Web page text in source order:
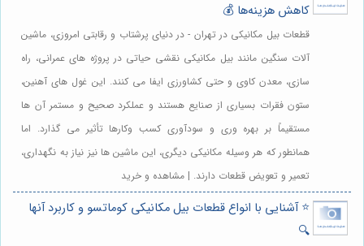
کاهش هزینه‌ها 💰
قطعات بیل مکانیکی در تهران - در دنیای پرشتاب و رقابتی امروزی، ماشین
آلات سنگین مانند بیل مکانیکی نقشی حیاتی در پروژه های عمرانی، راه
سازی، معدن کاوی و حتی کشاورزی ایفا می کنند. این غول های آهنین،
ستون فقرات بسیاری از صنایع هستند و عملکرد صحیح و مستمر آن ها
مستقیماً بر بهره وری و سودآوری کسب وکارها تأثیر می گذارد. اما
همانطور که هر وسیله مکانیکی دیگری، این ماشین ها نیز نیاز به نگهداری،
تعمیر و تعویض قطعات دارند. | مشاهده و خرید
⭐️ آشنایی با انواع قطعات بیل مکانیکی کوماتسو و کاربرد آنها
🔍